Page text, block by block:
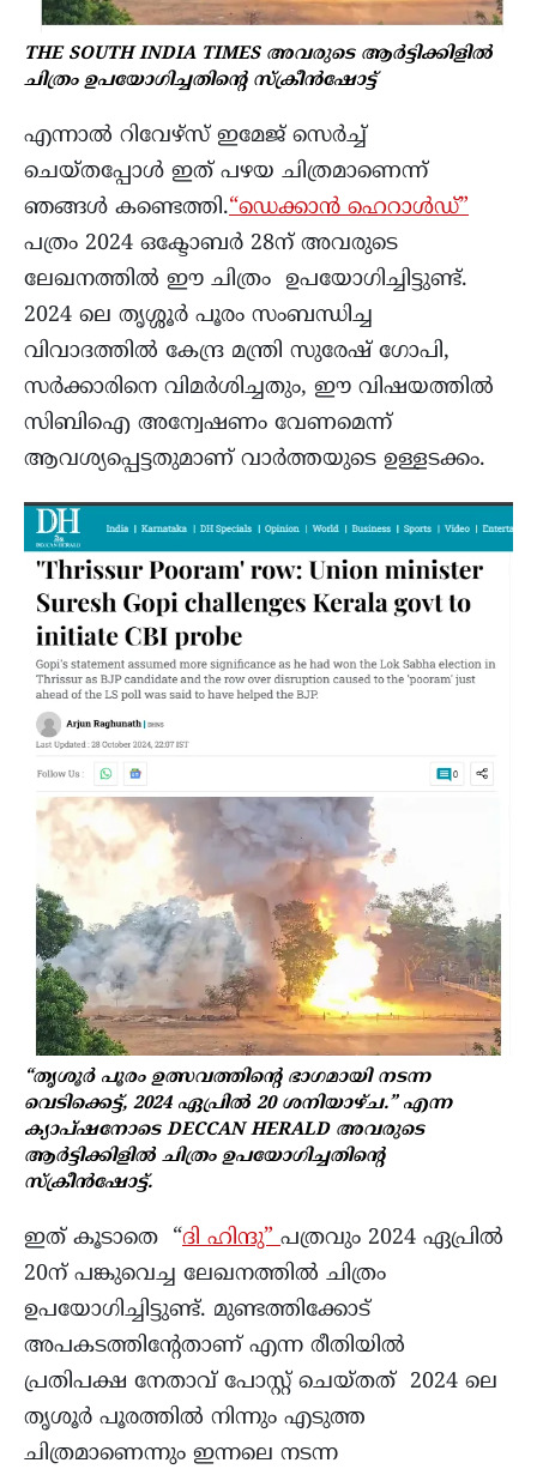
THE SOUTH INDIA TIMES അവരുടെ ആർട്ടിക്കിളിൽ
ചിത്രം ഉപയോഗിച്ചതിന്റെ സ്ക്രീൻഷോട്ട്
എന്നാൽ റിവേഴ്സ് ഇമേജ് സെർച്ച്
ചെയ്തപ്പോൾ ഇത് പഴയ ചിത്രമാണെന്ന്
ഞങ്ങൾ കണ്ടെത്തി.“ഡെക്കാൻ ഹെറാൾഡ്”
പത്രം 2024 ഒക്ടോബർ 28ന് അവരുടെ
ലേഖനത്തിൽ ഈ ചിത്രം ഉപയോഗിച്ചിട്ടുണ്ട്.
2024 ലെ തൃശ്ശൂർ പൂരം സംബന്ധിച്ച
വിവാദത്തിൽ കേന്ദ്ര മന്ത്രി സുരേഷ് ഗോപി,
സർക്കാരിനെ വിമർശിച്ചതും, ഈ വിഷയത്തിൽ
സിബിഐ അന്വേഷണം വേണമെന്ന്
ആവശ്യപ്പെട്ടതുമാണ് വാർത്തയുടെ ഉള്ളടക്കം.
“തൃശൂർ പൂരം ഉത്സവത്തിന്റെ ഭാഗമായി നടന്ന
വെടിക്കെട്ട്, 2024 ഏപ്രിൽ 20 ശനിയാഴ്ച.” എന്ന
ക്യാപ്ഷനോടെ DECCAN HERALD അവരുടെ
ആർട്ടിക്കിളിൽ ചിത്രം ഉപയോഗിച്ചതിന്റെ
സ്ക്രീൻഷോട്ട്.
ഇത് കൂടാതെ “ദി ഹിന്ദു”പത്രവും 2024 ഏപ്രിൽ
20ന് പങ്കുവെച്ച ലേഖനത്തിൽ ചിത്രം
ഉപയോഗിച്ചിട്ടുണ്ട്. മുണ്ടത്തിക്കോട്
അപകടത്തിന്റേതാണ് എന്ന രീതിയിൽ
പ്രതിപക്ഷ നേതാവ് പോസ്റ്റ് ചെയ്തത് 2024 ലെ
തൃശൂർ പൂരത്തിൽ നിന്നും എടുത്ത
ചിത്രമാണെന്നും ഇന്നലെ നടന്ന